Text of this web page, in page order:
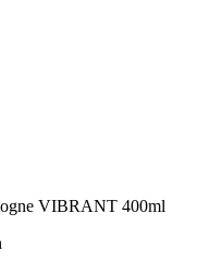
VIBRANT 400ml